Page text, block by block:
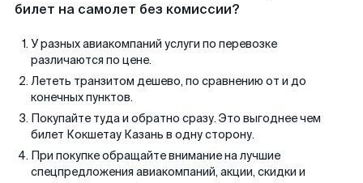
билет на самолет без комиссии?
У разных авиакомпаний услуги по перевозке
различаются по цене.
Лететь транзитом дешево, по сравнению от и до
конечных пунктов.
Покупайте туда и обратно сразу. Это выгоднее чем
билет Кокшетау Казань в одну сторону.
При покупке обращайте внимание на лучшие
спецпредложения авиакомпаний, акции, скидки и